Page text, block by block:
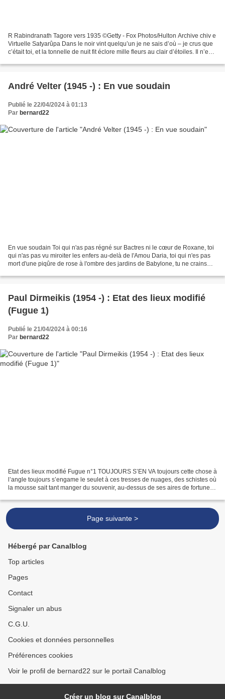
R Rabindranath Tagore vers 1935 ©Getty - Fox Photos/Hulton Archive chiv e
Virtuelle Satyarûpa Dans le noir vint quelqu’un je ne sais d’où – je crus que
c’était toi, et la tonnelle de nuit fit éclore mille fleurs au clair d’étoiles. Il n’en
André Velter (1945 -) : En vue soudain
Publié le 22/04/2024 à 01:13
Par bernard22
En vue soudain Toi qui n'as pas régné sur Bactres ni le cœur de Roxane, toi
qui n'as pas vu miroiter les enfers au-delà de l'Amou Daria, toi qui n'es pas
mort d'une piqûre de rose à l'ombre des jardins de Babylone, tu ne crains
Paul Dirmeikis (1954 -) : Etat des lieux modifié
(Fugue 1)
Publié le 21/04/2024 à 00:16
Par bernard22
Etat des lieux modifié Fugue n°1 TOUJOURS S’EN VA toujours cette chose à
l’angle toujours s’engame le seulet à ces tresses de nuages, des schistes où
la mousse sait tant manger du souvenir, au-dessus de ses aires de fortune,
Page suivante >
Hébergé par Canalblog
Top articles
Pages
Contact
Signaler un abus
C.G.U.
Cookies et données personnelles
Préférences cookies
Voir le profil de bernard22 sur le portail Canalblog
Créer un blog sur Canalblog